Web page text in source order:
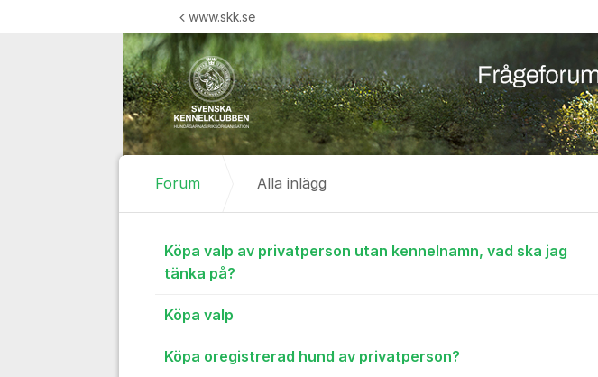
www.skk.se
Forum Alla inlägg
Alla inlägg
Köpa valp av privatperson utan kennelnamn, vad ska jag
tänka på?
Köpa valp
Köpa oregistrerad hund av privatperson?